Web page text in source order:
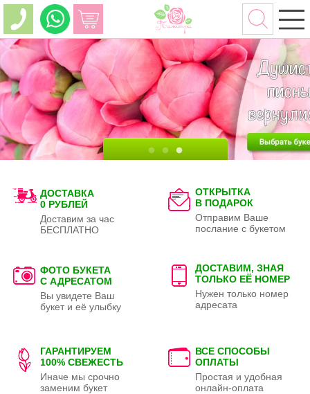
ДОСТАВКА
0 РУБЛЕЙ
Доставим за час
БЕСПЛАТНО
ОТКРЫТКА
В ПОДАРОК
Отправим Ваше
послание с букетом
ФОТО БУКЕТА
С АДРЕСАТОМ
Вы увидете Ваш
букет и её улыбку
ДОСТАВИМ, ЗНАЯ
ТОЛЬКО ЕЁ НОМЕР
Нужен только номер
адресата
ГАРАНТИРУЕМ
100% СВЕЖЕСТЬ
Иначе мы срочно
заменим букет
ВСЕ СПОСОБЫ
ОПЛАТЫ
Простая и удобная
онлайн-оплата